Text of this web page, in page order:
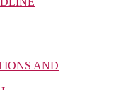
AND